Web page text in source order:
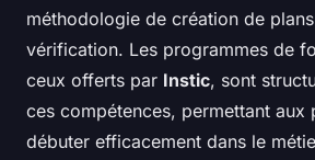
méthodologie de création de
vérification. Les programmes de
ceux offerts par Instic, sont
ces compétences, permettant aux
débuter efficacement dans le